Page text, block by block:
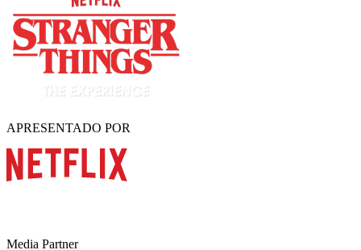
APRESENTADO POR
Media Partner